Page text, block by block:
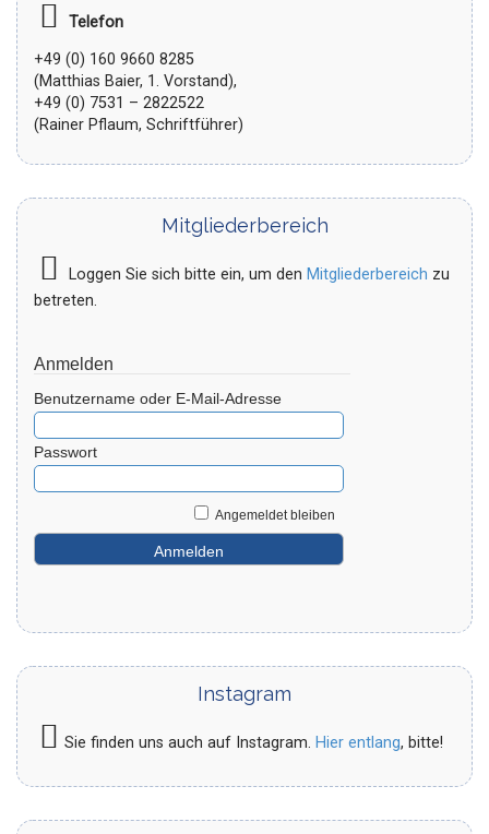
Telefon
+49 (0) 160 9660 8285
(Matthias Baier, 1. Vorstand),
+49 (0) 7531 – 2822522
(Rainer Pflaum, Schriftführer)
Mitgliederbereich
Loggen Sie sich bitte ein, um den Mitgliederbereich zu
betreten.
Anmelden
Benutzername oder E-Mail-Adresse
Passwort
Angemeldet bleiben
Instagram
Sie finden uns auch auf Instagram. Hier entlang, bitte!